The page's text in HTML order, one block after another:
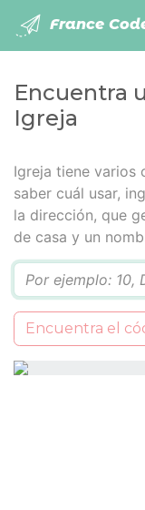
France
Encuentra
Igreja
Igreja tiene varios
saber cuál usar,
la dirección, que
de casa y un
Encuentra el